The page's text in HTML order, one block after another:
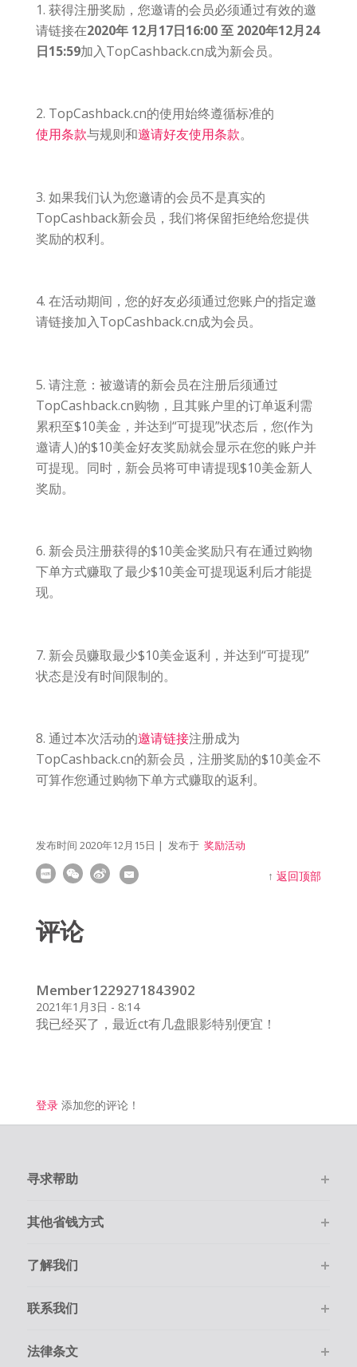
1. 获得注册奖励，您邀请的会员必须通过有效的邀
请链接在2020年 12月17日16:00 至 2020年12月24
日15:59加入TopCashback.cn成为新会员。
2. TopCashback.cn的使用始终遵循标准的
使用条款与规则和邀请好友使用条款。
3. 如果我们认为您邀请的会员不是真实的
TopCashback新会员，我们将保留拒绝给您提供
奖励的权利。
4. 在活动期间，您的好友必须通过您账户的指定邀
请链接加入TopCashback.cn成为会员。
5. 请注意：被邀请的新会员在注册后须通过
TopCashback.cn购物，且其账户里的订单返利需
累积至$10美金，并达到“可提现”状态后，您(作为
邀请人)的$10美金好友奖励就会显示在您的账户并
可提现。同时，新会员将可申请提现$10美金新人
奖励。
6. 新会员注册获得的$10美金奖励只有在通过购物
下单方式赚取了最少$10美金可提现返利后才能提
现。
7. 新会员赚取最少$10美金返利，并达到“可提现”
状态是没有时间限制的。
8. 通过本次活动的邀请链接注册成为
TopCashback.cn的新会员，注册奖励的$10美金不
可算作您通过购物下单方式赚取的返利。
发布时间 2020年12月15日 | 发布于 奖励活动
↑返回顶部
评论
Member1229271843902
2021年1月3日 - 8:14
我已经买了，最近ct有几盘眼影特别便宜！
登录添加您的评论！
寻求帮助
其他省钱方式
了解我们
联系我们
法律条文